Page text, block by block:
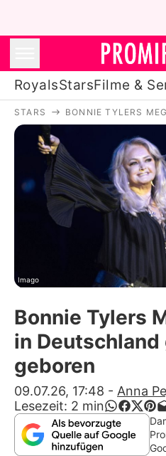
RoyalsStarsFilme &
Filme &
Familie
Alle Themen
App
STARS BONNIE TYLERS
Imago
Bonnie Tylers
in Deutschland
geboren
09.07.26, 17:48 - Anna
Lesezeit: 2 min